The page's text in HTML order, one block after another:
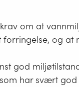
om at
forringelse, og
god
har svært